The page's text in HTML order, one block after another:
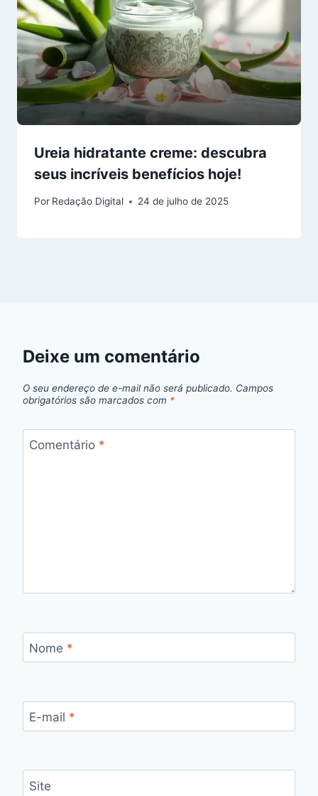
Ureia hidratante creme: descubra
seus incríveis benefícios hoje!
Por Redação Digital 24 de julho de 2025
Deixe um comentário
O seu endereço de e-mail não será publicado. Campos
obrigatórios são marcados com *
Comentário *
Nome *
E-mail *
Site